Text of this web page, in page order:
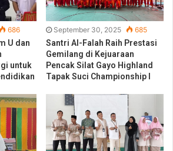
686
U dan
untuk
September 30, 2025 685
Santri Al-Falah Raih Prestasi
Gemilang di Kejuaraan
Pencak Silat Gayo Highland
Tapak Suci Championship I